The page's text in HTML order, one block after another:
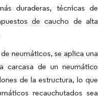
duraderas, técnicas de
de caucho de alta
neumáticos, se aplica una
carcasa de un neumático
de la estructura, lo que
recauchutados sea